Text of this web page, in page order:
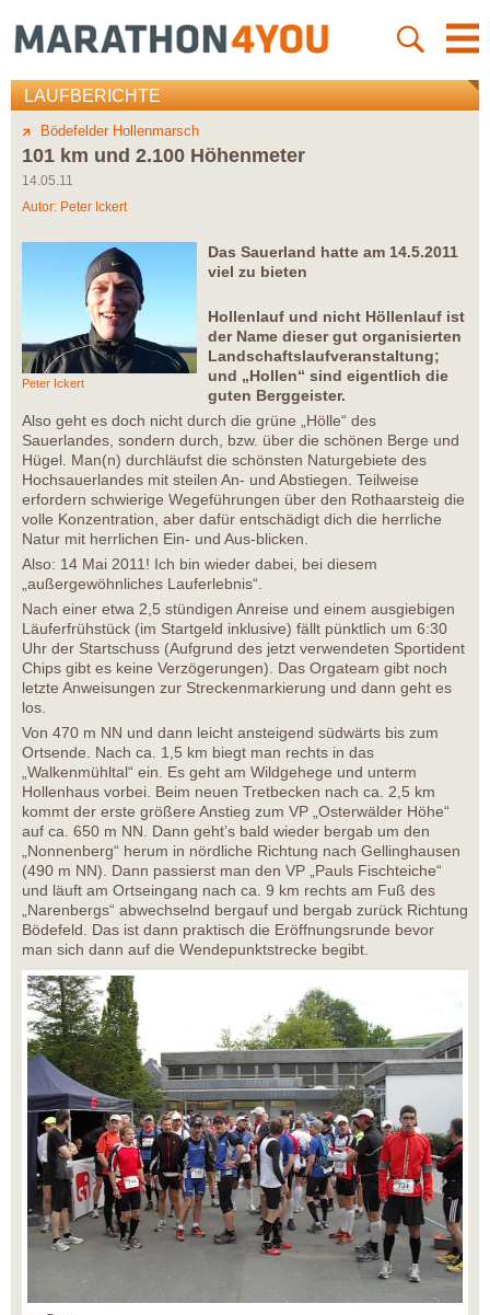
LAUFBERICHTE
Bödefelder Hollenmarsch
101 km und 2.100 Höhenmeter
14.05.11
Autor: Peter Ickert
Peter Ickert
Das Sauerland hatte am 14.5.2011
viel zu bieten
Hollenlauf und nicht Höllenlauf ist
der Name dieser gut organisierten
Landschaftslaufveranstaltung;
und „Hollen“ sind eigentlich die
guten Berggeister.
Also geht es doch nicht durch die grüne „Hölle“ des
Sauerlandes, sondern durch, bzw. über die schönen Berge und
Hügel. Man(n) durchläufst die schönsten Naturgebiete des
Hochsauerlandes mit steilen An- und Abstiegen. Teilweise
erfordern schwierige Wegeführungen über den Rothaarsteig die
volle Konzentration, aber dafür entschädigt dich die herrliche
Natur mit herrlichen Ein- und Aus-blicken.
Also: 14 Mai 2011! Ich bin wieder dabei, bei diesem
„außergewöhnliches Lauferlebnis“.
Nach einer etwa 2,5 stündigen Anreise und einem ausgiebigen
Läuferfrühstück (im Startgeld inklusive) fällt pünktlich um 6:30
Uhr der Startschuss (Aufgrund des jetzt verwendeten Sportident
Chips gibt es keine Verzögerungen). Das Orgateam gibt noch
letzte Anweisungen zur Streckenmarkierung und dann geht es
los.
Von 470 m NN und dann leicht ansteigend südwärts bis zum
Ortsende. Nach ca. 1,5 km biegt man rechts in das
„Walkenmühltal“ ein. Es geht am Wildgehege und unterm
Hollenhaus vorbei. Beim neuen Tretbecken nach ca. 2,5 km
kommt der erste größere Anstieg zum VP „Osterwälder Höhe“
auf ca. 650 m NN. Dann geht’s bald wieder bergab um den
„Nonnenberg“ herum in nördliche Richtung nach Gellinghausen
(490 m NN). Dann passierst man den VP „Pauls Fischteiche“
und läuft am Ortseingang nach ca. 9 km rechts am Fuß des
„Narenbergs“ abwechselnd bergauf und bergab zurück Richtung
Bödefeld. Das ist dann praktisch die Eröffnungsrunde bevor
man sich dann auf die Wendepunktstrecke begibt.